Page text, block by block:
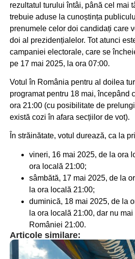
rezultatul turului întâi, până cel mai
trebuie aduse la cunoștința
prenumele celor doi candidați care
doi al prezidențialelor. Tot atunci
campaniei electorale, care se
pe 17 mai 2025, la ora 07:00.
Votul în România pentru al doilea
programat pentru 18 mai, începând
ora 21:00 (cu posibilitate de
există cozi în afara secțiilor de vot).
În străinătate, votul durează, ca la
vineri, 16 mai 2025, de la ora
ora locală 21:00;
sâmbătă, 17 mai 2025, de la
la ora locală 21:00;
duminică, 18 mai 2025, de la
la ora locală 21:00, dar nu
României 21:00.
Articole similare: